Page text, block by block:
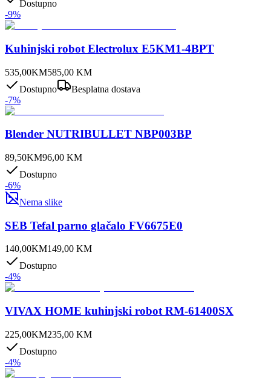
Dostupno
-9%
Kuhinjski robot Electrolux E5KM1-4BPT
535,00KM585,00 KM
Dostupno
Besplatna dostava
-7%
Blender NUTRIBULLET NBP003BP
89,50KM96,00 KM
Dostupno
-6%
Nema slike
SEB Tefal parno glačalo FV6675E0
140,00KM149,00 KM
Dostupno
-4%
VIVAX HOME kuhinjski robot RM-61400SX
225,00KM235,00 KM
Dostupno
-4%